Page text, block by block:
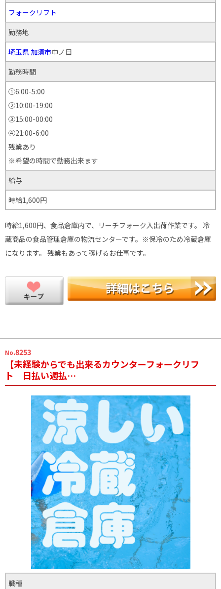
フォークリフト
勤務地
埼玉県 加須市中ノ目
勤務時間
①6:00-5:00
②10:00-19:00
③15:00-00:00
④21:00-6:00
残業あり
※希望の時間で勤務出来ます
給与
時給1,600円
時給1,600円、食品倉庫内で、リーチフォーク入出荷作業です。 冷
蔵商品の食品管理倉庫の物流センターです。※保冷のため冷蔵倉庫
になります。 残業もあって稼げるお仕事です。
No.8253
【未経験からでも出来るカウンターフォークリフ
ト 日払い週払…
職種